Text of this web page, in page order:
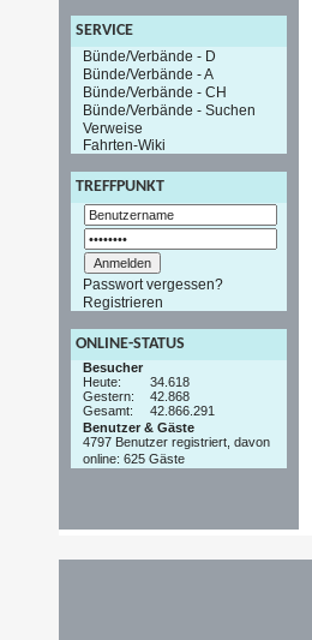
SERVICE
Bünde/Verbände - D
Bünde/Verbände - A
Bünde/Verbände - CH
Bünde/Verbände - Suchen
Verweise
Fahrten-Wiki
TREFFPUNKT
Passwort vergessen?
Registrieren
ONLINE-STATUS
Besucher
Heute:
34.618
Gestern:
42.868
Gesamt:
42.866.291
Benutzer & Gäste
4797 Benutzer registriert, davon
online: 625 Gäste